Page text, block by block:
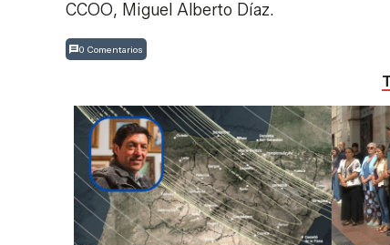
CCOO, Miguel Alberto Díaz.
0 Comentarios